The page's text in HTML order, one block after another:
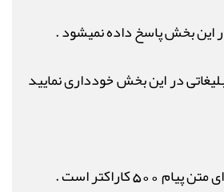
این بخش پاسخ داده نمیشود .
در این بخش خودداری نمایید
کاراکتر است .